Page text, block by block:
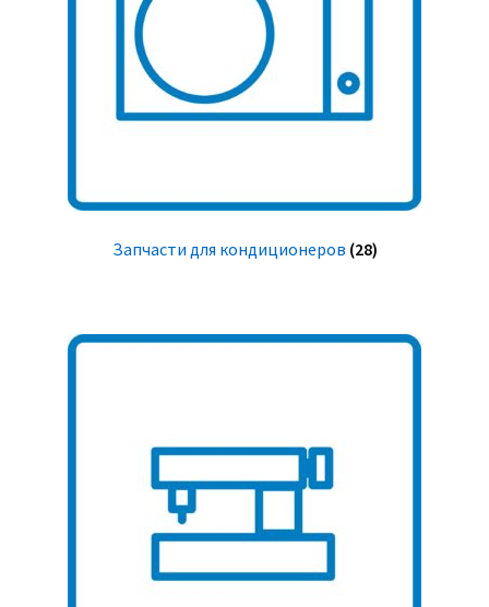
Запчасти для кондиционеров (28)